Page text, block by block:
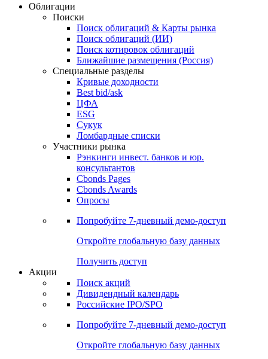
Облигации
Поиски
Поиск облигаций & Карты рынка
Поиск облигаций (ИИ)
Поиск котировок облигаций
Ближайшие размещения (Россия)
Специальные разделы
Кривые доходности
Best bid/ask
ЦФА
ESG
Сукук
Ломбардные списки
Участники рынка
Рэнкинги инвест. банков и юр.
консультантов
Cbonds Pages
Cbonds Awards
Опросы
Попробуйте 7-дневный демо-доступ
Откройте глобальную базу данных
Получить доступ
Акции
Поиск акций
Дивидендный календарь
Российские IPO/SPO
Попробуйте 7-дневный демо-доступ
Откройте глобальную базу данных